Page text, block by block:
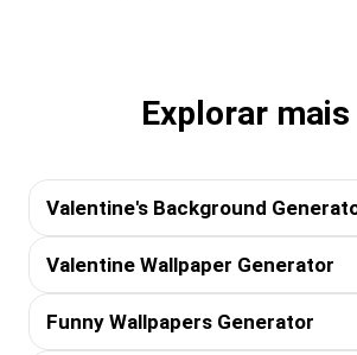
Explorar mais
Valentine's Background
Valentine Wallpaper Generator
Funny Wallpapers Generator